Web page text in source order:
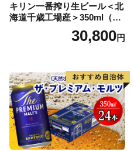
キリン一番搾り生ビール＜北
海道千歳工場産＞350ml（24
30,800円